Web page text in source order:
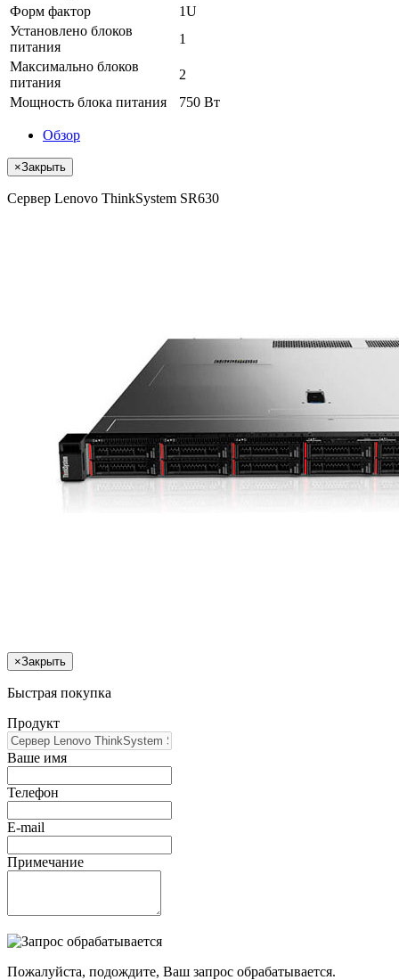
Форм фактор
1U
Установлено блоков
питания
1
Максимально блоков
питания
2
Мощность блока питания
750 Вт
Обзор
×Закрыть
Сервер Lenovo ThinkSystem SR630
×Закрыть
Быстрая покупка
Продукт
Ваше имя
Телефон
E-mail
Примечание
Пожалуйста, подождите, Ваш запрос обрабатывается.